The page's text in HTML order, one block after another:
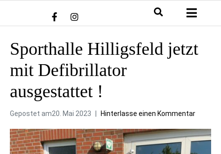
Sporthalle Hilligsfeld jetzt
mit Defibrillator
ausgestattet !
Gepostet am20. Mai 2023 Hinterlasse einen Kommentar